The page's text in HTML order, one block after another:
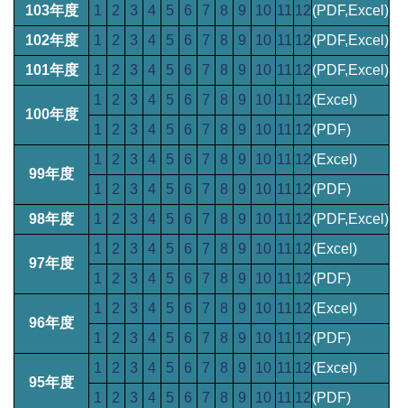
103年度
1 2 3 4 5 6 7 8 9 10 11 12(PDF,Excel)
102年度
1 2 3 4 5 6 7 8 9 10 11 12(PDF,Excel)
101年度
1 2 3 4 5 6 7 8 9 10 11 12(PDF,Excel)
100年度
1 2 3 4 5 6 7 8 9 10 11 12(Excel)
1
2 3 4 5 6 7 8 9 10 11 12(PDF)
99年度
1 2 3 4 5 6 7 8 9 10 11 12(Excel)
1
2 3 4 5 6 7 8 9 10 11 12(PDF)
98年度
1 2 3 4 5 6 7 8 9 10 11 12(PDF,Excel)
97年度
1 2 3 4 5 6 7 8 9 10 11 12(Excel)
1
2 3 4 5 6 7 8 9 10 11 12(PDF)
96年度
1 2 3 4 5 6 7 8 9 10 11 12(Excel)
1
2 3 4 5 6 7 8 9 10 11 12(PDF)
95年度
1 2 3 4 5 6 7 8 9 10 11 12(Excel)
1
2 3 4 5 6 7 8 9 10 11 12(PDF)